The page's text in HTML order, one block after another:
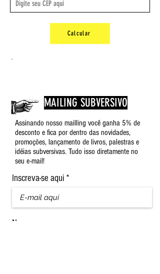
Calcular
.
MAILING SUBVERSIVO
Assinando nosso mailling você ganha 5% de
desconto e fica por dentro das novidades,
promoções, lançamento de livros, palestras e
idéias subversivas. Tudo isso diretamente no
seu e-mail!
Inscreva-se aqui
Nome